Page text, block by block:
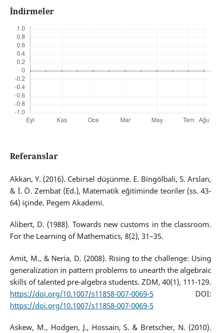
İndirmeler
Referanslar
Akkan, Y. (2016). Cebirsel düşünme. E. Bingölbali, S. Arslan,
& İ. Ö. Zembat (Ed.), Matematik eğitiminde teoriler (ss. 43-
64) içinde. Pegem Akademi.
Alibert, D. (1988). Towards new customs in the classroom.
For the Learning of Mathematics, 8(2), 31–35.
Amit, M., & Neria, D. (2008). Rising to the challenge: Using
generalization in pattern problems to unearth the algebraic
skills of talented pre-algebra students. ZDM, 40(1), 111-129.
https://doi.org/10.1007/s11858-007-0069-5DOI:
https://doi.org/10.1007/s11858-007-0069-5
Askew, M., Hodgen, J., Hossain, S. & Bretscher, N. (2010).